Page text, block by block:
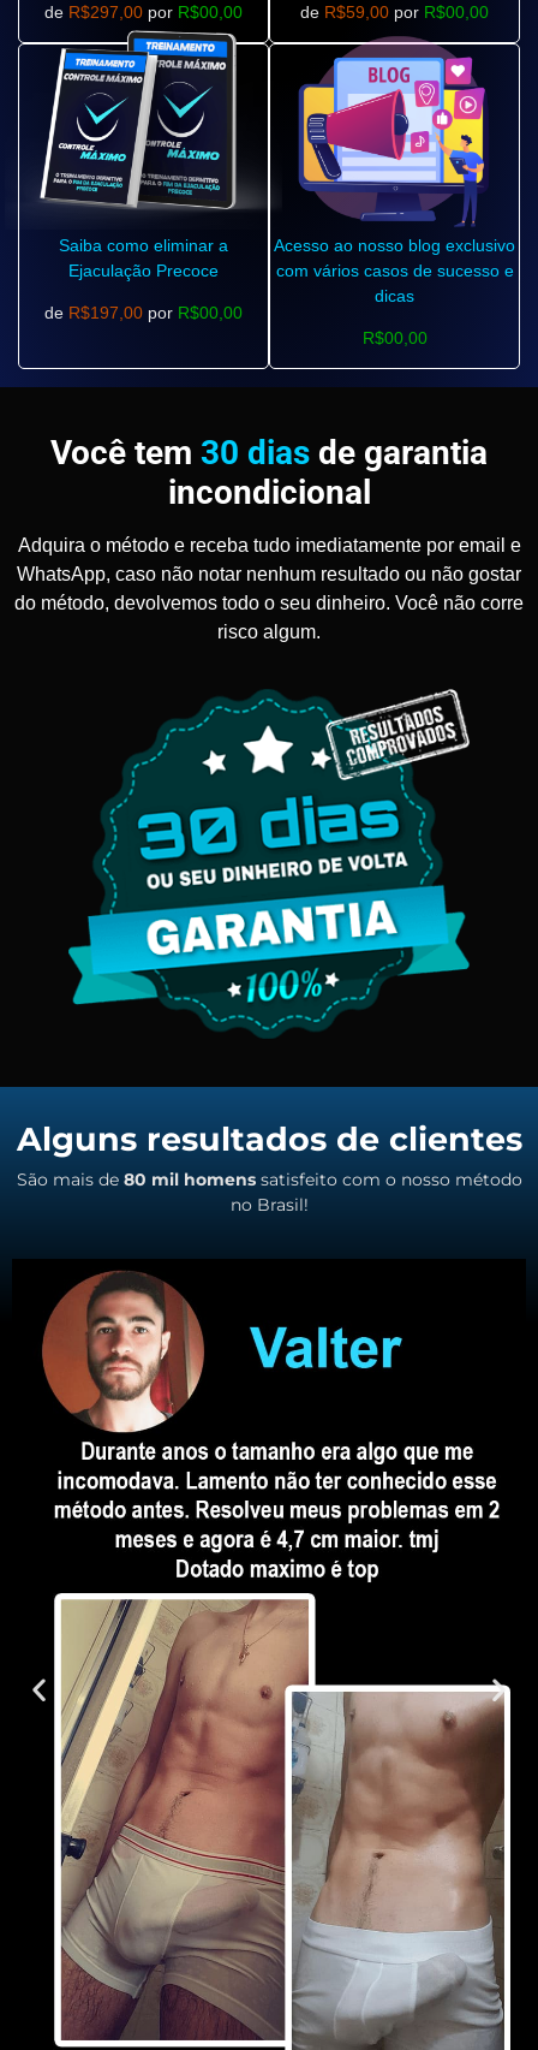
de R$297,00 por R$00,00 de R$59,00 por R$00,00
Saiba como eliminar a
Ejaculação Precoce
de R$197,00 por R$00,00
Acesso ao nosso blog exclusivo
com vários casos de sucesso e
dicas
R$00,00
Você tem 30 dias de garantia
incondicional
Adquira o método e receba tudo imediatamente por email e
WhatsApp, caso não notar nenhum resultado ou não gostar
do método, devolvemos todo o seu dinheiro. Você não corre
risco algum.
Alguns resultados de clientes
São mais de 80 mil homenssatisfeito com o nosso método
no Brasil!